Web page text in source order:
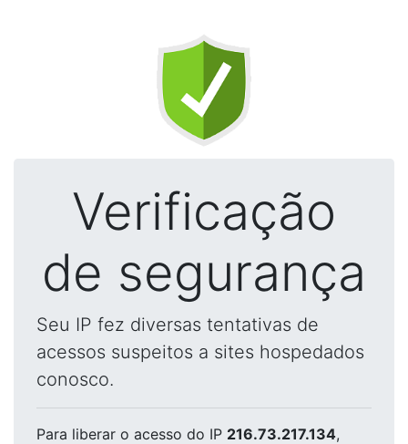
Verificação
de segurança
Seu IP fez diversas tentativas de
acessos suspeitos a sites hospedados
conosco.
Para liberar o acesso do IP 216.73.217.134,